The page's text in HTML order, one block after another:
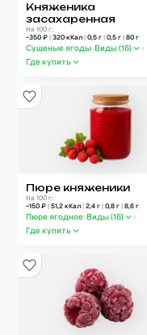
Княженика
засахаренная
На 100 г:
~350 ₽| 320 кКал| 0,5 г| 0,5 г| 80 г
Сушеные ягоды Виды (16)
Где купить
Пюре княженики
На 100 г:
~150 ₽| 51,2 кКал| 2,4 г| 0,8 г| 8,6 г
Пюре ягодное Виды (16)
Где купить